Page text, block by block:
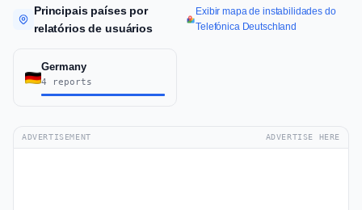
Principais países por
relatórios de usuários
Exibir mapa de instabilidades do
Telefónica Deutschland
Germany
4 reports
ADVERTISEMENT ADVERTISE HERE